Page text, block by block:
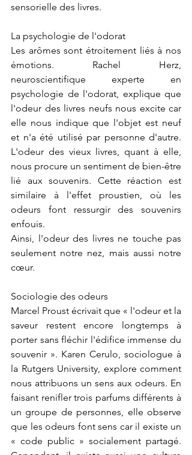
sensorielle des livres.
La psychologie de l'odorat
Les arômes sont étroitement liés à nos
émotions. Rachel Herz,
neuroscientifique experte en
psychologie de l'odorat, explique que
l'odeur des livres neufs nous excite car
elle nous indique que l'objet est neuf
et n'a été utilisé par personne d'autre.
L'odeur des vieux livres, quant à elle,
nous procure un sentiment de bien-être
lié aux souvenirs. Cette réaction est
similaire à l'effet proustien, où les
odeurs font ressurgir des souvenirs
enfouis.
Ainsi, l'odeur des livres ne touche pas
seulement notre nez, mais aussi notre
cœur.
Sociologie des odeurs
Marcel Proust écrivait que « l'odeur et la
saveur restent encore longtemps à
porter sans fléchir l'édifice immense du
souvenir ». Karen Cerulo, sociologue à
la Rutgers University, explore comment
nous attribuons un sens aux odeurs. En
faisant renifler trois parfums différents à
un groupe de personnes, elle observe
que les odeurs font sens car il existe un
« code public » socialement partagé.